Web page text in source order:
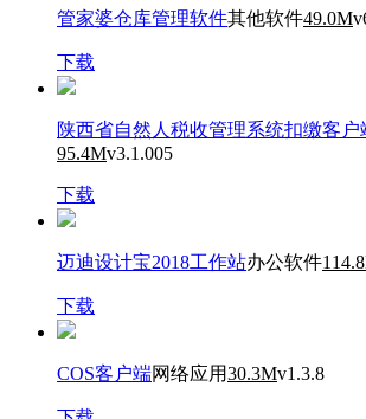
管家婆仓库管理软件其他软件49.0M
下载
陕西省自然人税收管理系统扣缴客户
95.4Mv3.1.005
下载
迈迪设计宝2018工作站办公软件
下载
COS客户端网络应用30.3Mv1.3.8